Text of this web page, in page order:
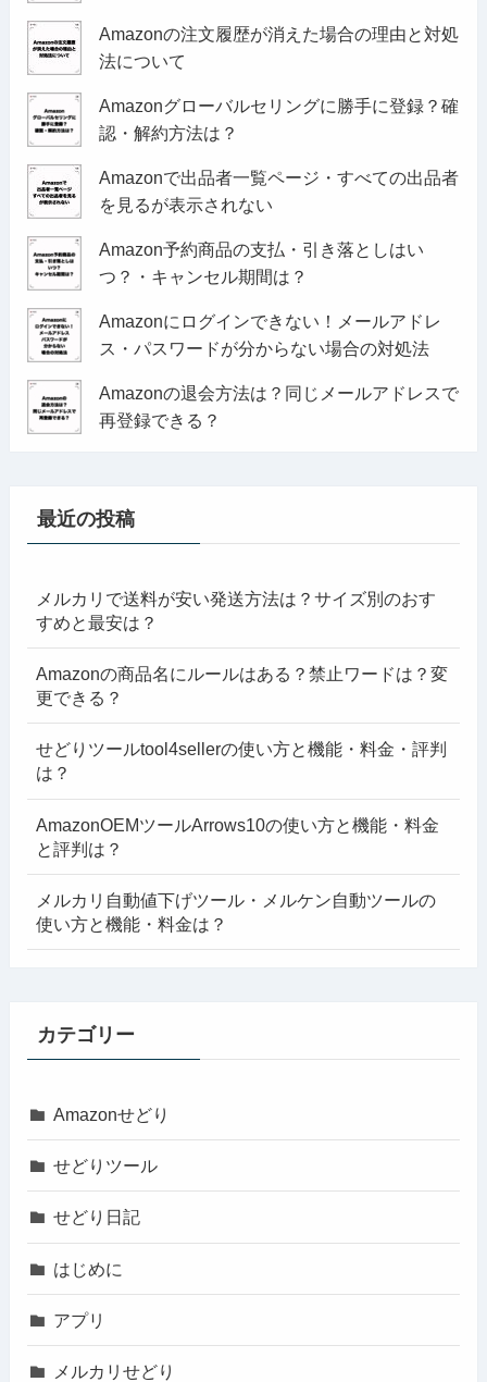
Amazonの注文履歴が消えた場合の理由と対処
法について
Amazonグローバルセリングに勝手に登録？確
認・解約方法は？
Amazonで出品者一覧ページ・すべての出品者
を見るが表示されない
Amazon予約商品の支払・引き落としはい
つ？・キャンセル期間は？
Amazonにログインできない！メールアドレ
ス・パスワードが分からない場合の対処法
Amazonの退会方法は？同じメールアドレスで
再登録できる？
最近の投稿
メルカリで送料が安い発送方法は？サイズ別のおす
すめと最安は？
Amazonの商品名にルールはある？禁止ワードは？変
更できる？
せどりツールtool4sellerの使い方と機能・料金・評判
は？
AmazonOEMツールArrows10の使い方と機能・料金
と評判は？
メルカリ自動値下げツール・メルケン自動ツールの
使い方と機能・料金は？
カテゴリー
Amazonせどり
せどりツール
せどり日記
はじめに
アプリ
メルカリせどり